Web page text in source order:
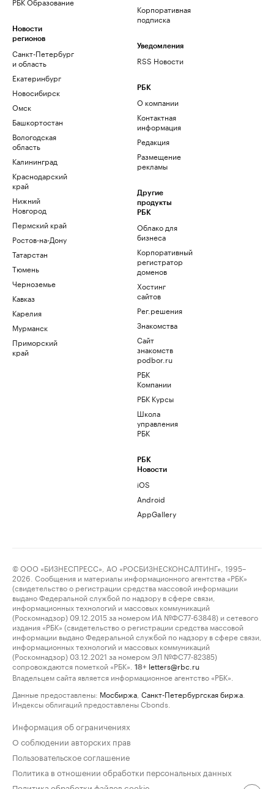
Новости
регионов
Санкт-Петербург
и область
Екатеринбург
Новосибирск
Омск
Башкортостан
Вологодская
область
Калининград
Краснодарский
край
Нижний
Новгород
Пермский край
Ростов-на-Дону
Татарстан
Тюмень
Черноземье
Кавказ
Карелия
Мурманск
Приморский
край
Корпоративная
подписка
Уведомления
RSS Новости
РБК
О компании
Контактная
информация
Редакция
Размещение
рекламы
Другие
продукты
РБК
Облако для
бизнеса
Корпоративный
регистратор
доменов
Хостинг
сайтов
Рег.решения
Знакомства
Сайт
знакомств
podbor.ru
РБК
Компании
РБК Курсы
Школа
управления
РБК
РБК
Новости
iOS
Android
AppGallery
© ООО «БИЗНЕСПРЕСС», АО «РОСБИЗНЕСКОНСАЛТИНГ», 1995–
2026. Сообщения и материалы информационного агентства «РБК»
(свидетельство о регистрации средства массовой информации
выдано Федеральной службой по надзору в сфере связи,
информационных технологий и массовых коммуникаций
(Роскомнадзор) 09.12.2015 за номером ИА №ФС77-63848) и сетевого
издания «РБК» (свидетельство о регистрации средства массовой
информации выдано Федеральной службой по надзору в сфере связи,
информационных технологий и массовых коммуникаций
(Роскомнадзор) 03.12.2021 за номером ЭЛ №ФС77-82385)
сопровождаются пометкой «РБК».
18+ letters@rbc.ru
Владельцем сайта является информационное агентство «РБК».
Данные предоставлены: Мосбиржа Санкт-Петербургская биржа
Индексы облигаций предоставлены Cbonds.
Информация об ограничениях
О соблюдении авторских прав
Пользовательское соглашение
Политика в отношении обработки персональных данных